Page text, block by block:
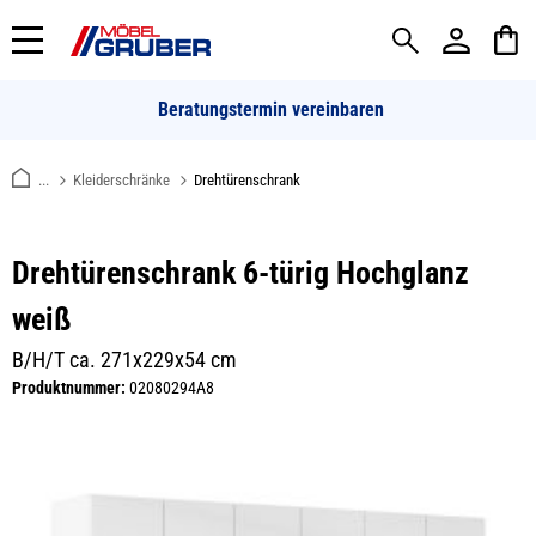
springen
Beratungstermin vereinbaren
... Kleiderschränke Drehtürenschrank
Drehtürenschrank 6-türig Hochglanz
weiß
B/H/T ca. 271x229x54 cm
Produktnummer: 02080294A8